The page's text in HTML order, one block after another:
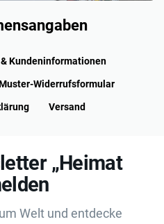
& Kundeninformationen
Widerrufsformular
Versand
„Heimat
Welt und entdecke